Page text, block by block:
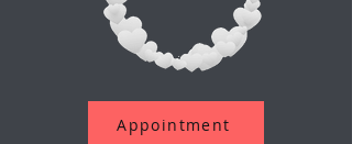
Appointment